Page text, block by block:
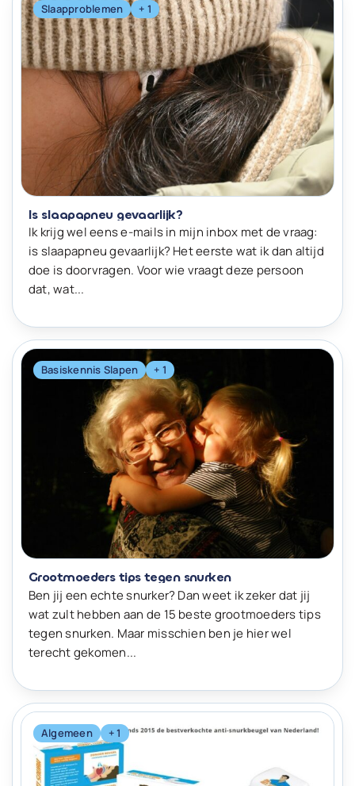
Slaapproblemen + 1
Is slaapapneu gevaarlijk?
Ik krijg wel eens e-mails in mijn inbox met de vraag:
is slaapapneu gevaarlijk? Het eerste wat ik dan altijd
doe is doorvragen. Voor wie vraagt deze persoon
dat, wat...
Basiskennis Slapen + 1
Grootmoeders tips tegen snurken
Ben jij een echte snurker? Dan weet ik zeker dat jij
wat zult hebben aan de 15 beste grootmoeders tips
tegen snurken. Maar misschien ben je hier wel
terecht gekomen...
Algemeen + 1